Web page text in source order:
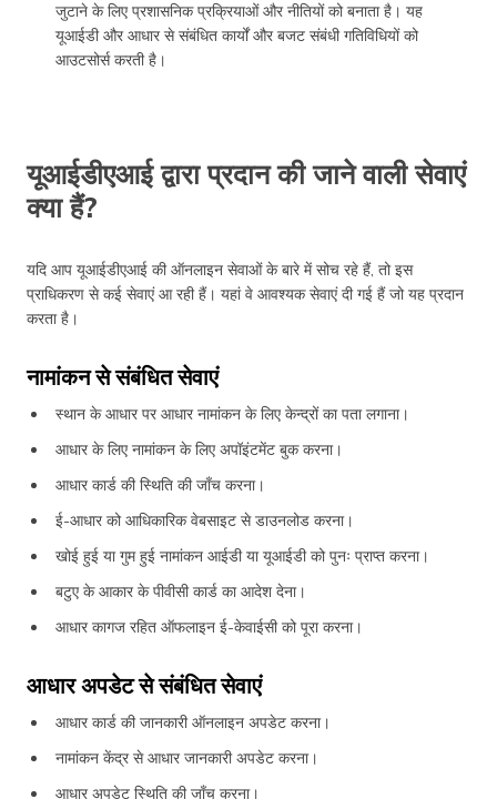
जुटाने के लिए प्रशासनिक प्रक्रियाओं और नीतियों को बनाता है। यह
यूआईडी और आधार से संबंधित कार्यों और बजट संबंधी गतिविधियों को
आउटसोर्स करती है।
यूआईडीएआई द्वारा प्रदान की जाने वाली सेवाएं
क्या हैं?
यदि आप यूआईडीएआई की ऑनलाइन सेवाओं के बारे में सोच रहे हैं, तो इस
प्राधिकरण से कई सेवाएं आ रही हैं। यहां वे आवश्यक सेवाएं दी गई हैं जो यह प्रदान
करता है।
नामांकन से संबंधित सेवाएं
स्थान के आधार पर आधार नामांकन के लिए केन्द्रों का पता लगाना।
आधार के लिए नामांकन के लिए अपॉइंटमेंट बुक करना।
आधार कार्ड की स्थिति की जाँच करना।
ई-आधार को आधिकारिक वेबसाइट से डाउनलोड करना।
खोई हुई या गुम हुई नामांकन आईडी या यूआईडी को पुनः प्राप्त करना।
बटुए के आकार के पीवीसी कार्ड का आदेश देना।
आधार कागज रहित ऑफलाइन ई-केवाईसी को पूरा करना।
आधार अपडेट से संबंधित सेवाएं
आधार कार्ड की जानकारी ऑनलाइन अपडेट करना।
नामांकन केंद्र से आधार जानकारी अपडेट करना।
आधार अपडेट स्थिति की जाँच करना।